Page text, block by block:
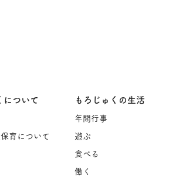
について
育について
もろじゅくの生活
年間行事
遊ぶ
食べる
働く